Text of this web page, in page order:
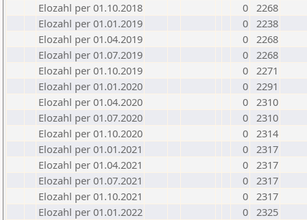
Elozahl per 01.10.2018
0 2268
Elozahl per 01.01.2019
0 2238
Elozahl per 01.04.2019
0 2268
Elozahl per 01.07.2019
0 2268
Elozahl per 01.10.2019
0 2271
Elozahl per 01.01.2020
0 2291
Elozahl per 01.04.2020
0 2310
Elozahl per 01.07.2020
0 2310
Elozahl per 01.10.2020
0 2314
Elozahl per 01.01.2021
0 2317
Elozahl per 01.04.2021
0 2317
Elozahl per 01.07.2021
0 2317
Elozahl per 01.10.2021
0 2317
Elozahl per 01.01.2022
0 2325